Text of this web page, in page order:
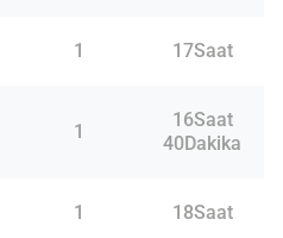
1 17Saat
1
16Saat
40Dakika
1 18Saat